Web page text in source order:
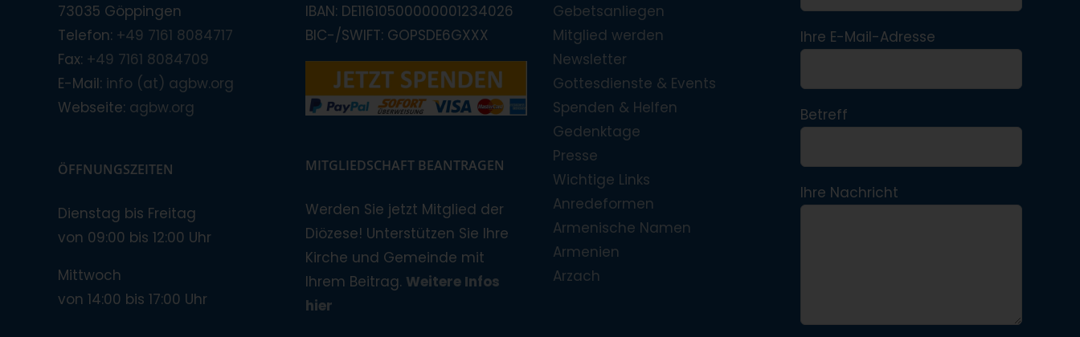
73035 Göppingen
Telefon: +49 7161 8084717
Fax: +49 7161 8084709
E-Mail: info (at) agbw.org
Webseite: agbw.org
ÖFFNUNGSZEITEN
Dienstag bis Freitag
von 09:00 bis 12:00 Uhr
Mittwoch
von 14:00 bis 17:00 Uhr
IBAN: DE11610500000001234026
BIC-/SWIFT: GOPSDE6GXXX
MITGLIEDSCHAFT BEANTRAGEN
Werden Sie jetzt Mitglied der
Diözese! Unterstützen Sie Ihre
Kirche und Gemeinde mit
Ihrem Beitrag. Weitere Infos
hier
Gebetsanliegen
Mitglied werden
Newsletter
Gottesdienste & Events
Spenden & Helfen
Gedenktage
Presse
Wichtige Links
Anredeformen
Armenische Namen
Armenien
Arzach
Ihre E-Mail-Adresse
Betreff
Ihre Nachricht